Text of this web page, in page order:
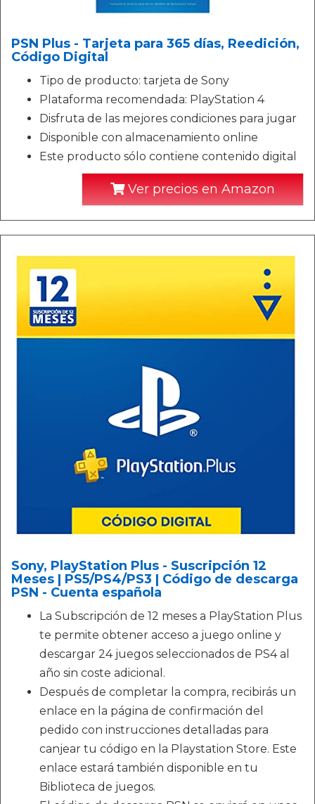
PSN Plus - Tarjeta para 365 días, Reedición,
Código Digital
Tipo de producto: tarjeta de Sony
Plataforma recomendada: PlayStation 4
Disfruta de las mejores condiciones para jugar
Disponible con almacenamiento online
Este producto sólo contiene contenido digital
Ver precios en Amazon
Sony, PlayStation Plus - Suscripción 12
Meses | PS5/PS4/PS3 | Código de descarga
PSN - Cuenta española
La Subscripción de 12 meses a PlayStation Plus
te permite obtener acceso a juego online y
descargar 24 juegos seleccionados de PS4 al
año sin coste adicional.
Después de completar la compra, recibirás un
enlace en la página de confirmación del
pedido con instrucciones detalladas para
canjear tu código en la Playstation Store. Este
enlace estará también disponible en tu
Biblioteca de juegos.